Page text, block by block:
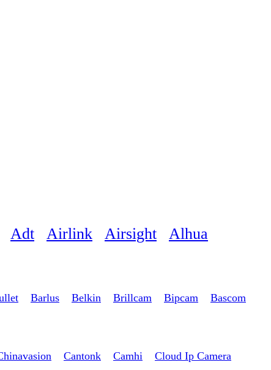
Adt Airlink Airsight
Alhua
Barlus Belkin Brillcam Bipcam Bascom
Cantonk Camhi Cloud Ip Camera